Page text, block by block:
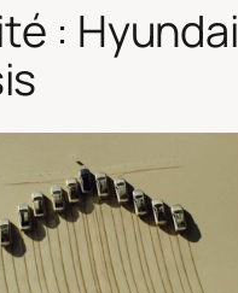
: Hyundai